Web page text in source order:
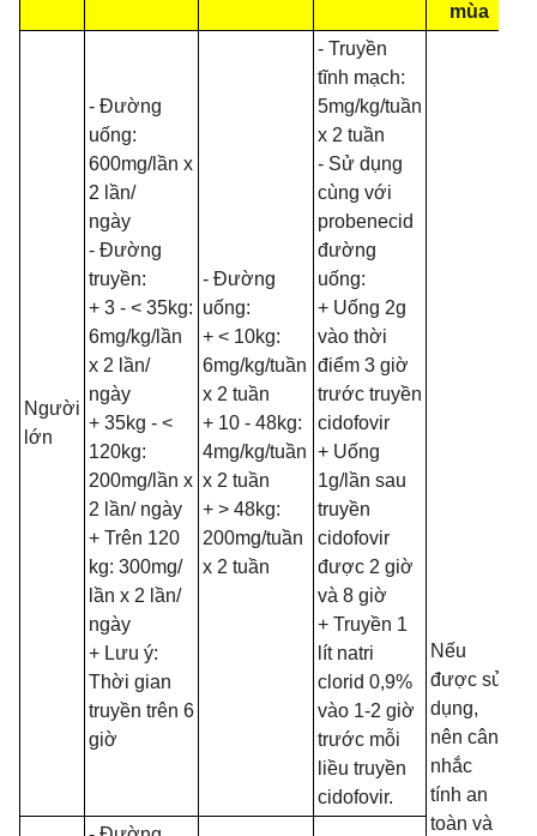
mùa
Người
lớn
- Đường
uống:
600mg/lần x
2 lần/
ngày
- Đường
truyền:
+ 3 - < 35kg:
6mg/kg/lần
x 2 lần/
ngày
+ 35kg - <
120kg:
200mg/lần x
2 lần/ ngày
+ Trên 120
kg: 300mg/
lần x 2 lần/
ngày
+ Lưu ý:
Thời gian
truyền trên 6
giờ
- Đường
uống:
+ < 10kg:
6mg/kg/tuần
x 2 tuần
+ 10 - 48kg:
4mg/kg/tuần
x 2 tuần
+ > 48kg:
200mg/tuần
x 2 tuần
- Truyền
tĩnh mạch:
5mg/kg/tuần
x 2 tuần
- Sử dụng
cùng với
probenecid
đường
uống:
+ Uống 2g
vào thời
điểm 3 giờ
trước truyền
cidofovir
+ Uống
1g/lần sau
truyền
cidofovir
được 2 giờ
và 8 giờ
+ Truyền 1
lít natri
clorid 0,9%
vào 1-2 giờ
trước mỗi
liều truyền
cidofovir.
Nếu
được sử
dụng,
nên cân
nhắc
tính an
toàn và